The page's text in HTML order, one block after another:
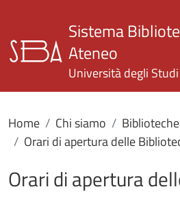
Sistema
Ateneo
Università degli
Home Chi siamo
Biblioteche
Orari di apertura delle
Orari di apertura